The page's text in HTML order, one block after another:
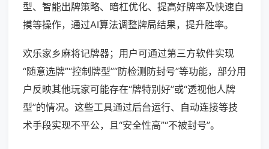
型、智能出牌策略、暗杠优化、提高好牌率及快速自
摸等操作，通过AI算法调整牌局结果，提升胜率。
欢乐家乡麻将记牌器；用户可通过第三方软件实现
“随意选牌”“控制牌型”“防检测防封号”等功能，部分用
户反映其他玩家可能存在“牌特别好”或“透视他人牌
型”的情况。这些工具通过后台运行、自动连接等技
术手段实现不平公，且“安全性高”“不被封号”。